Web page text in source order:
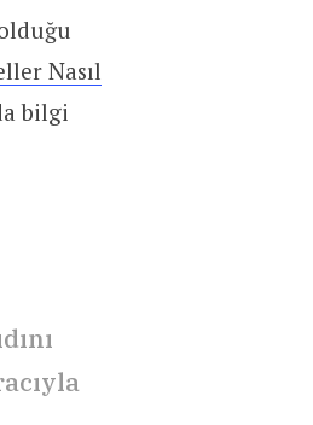
Nasıl
bilgi